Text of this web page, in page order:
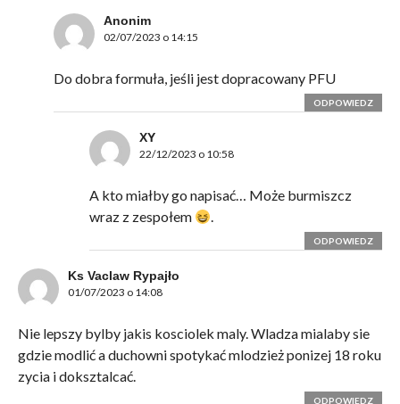
Anonim
02/07/2023 o 14:15
Do dobra formuła, jeśli jest dopracowany PFU
ODPOWIEDZ
XY
22/12/2023 o 10:58
A kto miałby go napisać… Może burmiszcz
wraz z zespołem
.
ODPOWIEDZ
Ks Vaclaw Rypajło
01/07/2023 o 14:08
Nie lepszy bylby jakis kosciolek maly. Wladza mialaby sie
gdzie modlić a duchowni spotykać mlodzież ponizej 18 roku
zycia i doksztalcać.
ODPOWIEDZ